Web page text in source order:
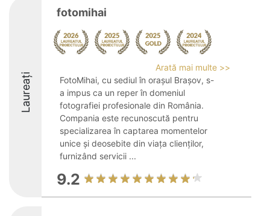
Laureați
fotomihai
Arată mai multe >>
FotoMihai, cu sediul în orașul Brașov, s-
a impus ca un reper în domeniul
fotografiei profesionale din România.
Compania este recunoscută pentru
specializarea în captarea momentelor
unice și deosebite din viața clienților,
furnizând servicii ...
9.2